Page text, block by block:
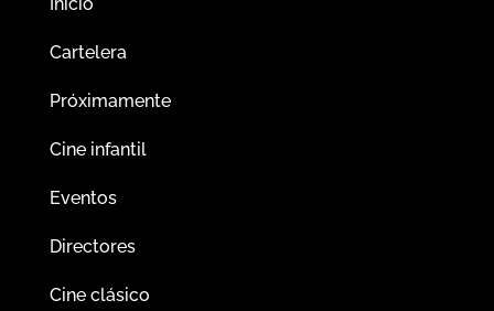
Inicio
Cartelera
Próximamente
Cine infantil
Eventos
Directores
Cine clásico